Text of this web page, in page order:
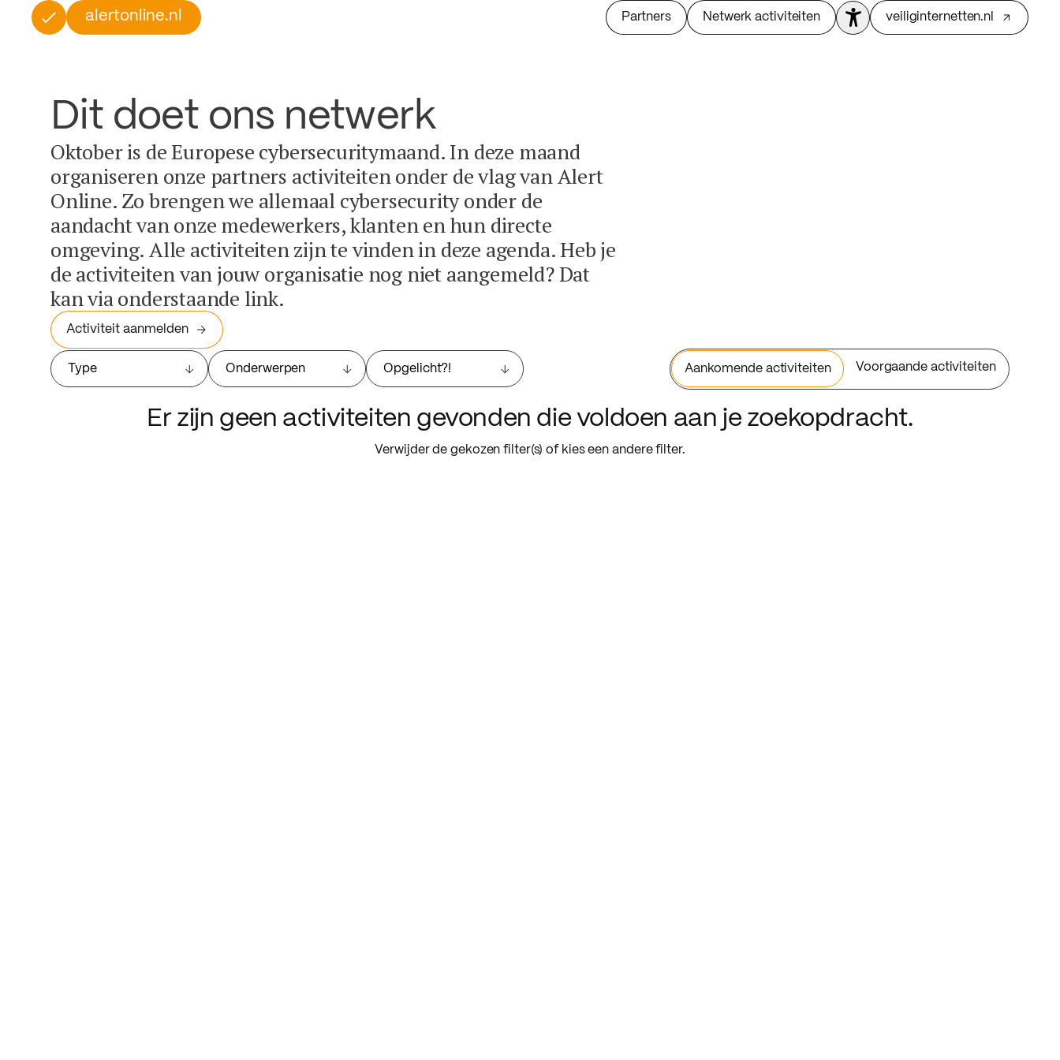
alertonline.nl Partners Netwerk activiteiten veiliginternetten.nl
Dit doet ons netwerk
Oktober is de Europese cybersecuritymaand. In deze maand
organiseren onze partners activiteiten onder de vlag van Alert
Online. Zo brengen we allemaal cybersecurity onder de
aandacht van onze medewerkers, klanten en hun directe
omgeving. Alle activiteiten zijn te vinden in deze agenda. Heb je
de activiteiten van jouw organisatie nog niet aangemeld? Dat
kan via onderstaande link.
Activiteit aanmelden
Type Onderwerpen Opgelicht?! Aankomende activiteiten Voorgaande activiteiten
Er zijn geen activiteiten gevonden die voldoen aan je zoekopdracht.
Verwijder de gekozen filter(s) of kies een andere filter.